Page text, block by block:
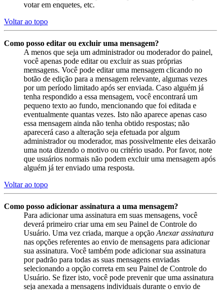
votar em enquetes, etc.
Voltar ao topo
Como posso editar ou excluir uma mensagem?
A menos que seja um administrador ou moderador do painel,
você apenas pode editar ou excluir as suas próprias
mensagens. Você pode editar uma mensagem clicando no
botão de edição para a mensagem relevante, algumas vezes
por um período limitado após ser enviada. Caso alguém já
tenha respondido a essa mensagem, você encontrará um
pequeno texto ao fundo, mencionando que foi editada e
eventualmente quantas vezes. Isto não aparece apenas caso
essa mensagem ainda não tenha obtido respostas; não
aparecerá caso a alteração seja efetuada por algum
administrador ou moderador, mas possivelmente eles deixarão
uma nota dizendo o motivo ou critério usado. Por favor, note
que usuários normais não podem excluir uma mensagem após
alguém já ter enviado uma resposta.
Voltar ao topo
Como posso adicionar assinatura a uma mensagem?
Para adicionar uma assinatura em suas mensagens, você
deverá primeiro criar uma em seu Painel de Controle do
Usuário. Uma vez criada, marque a opção Anexar assinatura
nas opções referentes ao envio de mensagens para adicionar
sua assinatura. Você também pode adicionar sua assinatura
por padrão para todas as suas mensagens enviadas
selecionando a opção correta em seu Painel de Controle do
Usuário. Se fizer isto, você pode prevenir que uma assinatura
seja anexada a mensagens individuais durante o envio de